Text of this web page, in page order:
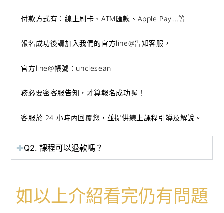
付款方式有：線上刷卡、ATM匯款、Apple Pay….等
報名成功後請加入我們的官方line@告知客服，
官方line@帳號：unclesean
務必要密客服告知，才算報名成功喔！
客服於 24 小時內回覆您，並提供線上課程引導及解說。
Q2. 課程可以退款嗎？
如以上介紹看完仍有問題